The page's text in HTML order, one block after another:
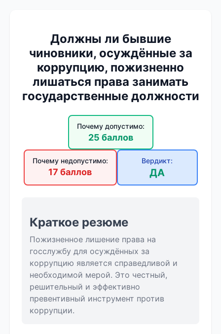
Должны ли бывшие
чиновники, осуждённые за
коррупцию, пожизненно
лишаться права занимать
государственные должности
Почему допустимо:
25 баллов
Почему недопустимо:
17 баллов
Вердикт:
ДА
Краткое резюме
Пожизненное лишение права на
госслужбу для осуждённых за
коррупцию является справедливой и
необходимой мерой. Это честный,
решительный и эффективно
превентивный инструмент против
коррупции.